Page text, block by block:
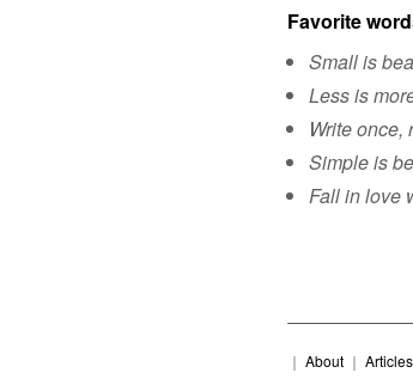
Favorite
Small is
Less is
Write once,
Simple is
Fall in love
｜ About ｜ Articles